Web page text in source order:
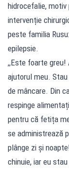
hidrocefalie,
intervenție
peste familia
epilepsie.
,,Este foarte greu!
ajutorul meu.
de mâncare. Din
respinge
pentru că fetița
se administrează
plânge zi și
chinuie, iar eu